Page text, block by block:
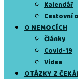
Kalendář
Cestovní
O NEMOCÍCH
Články
Covid-19
Videa
OTÁZKY Z